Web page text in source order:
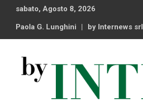
content
sabato, Agosto 8, 2026
Paola G. Lunghini by Internews srl